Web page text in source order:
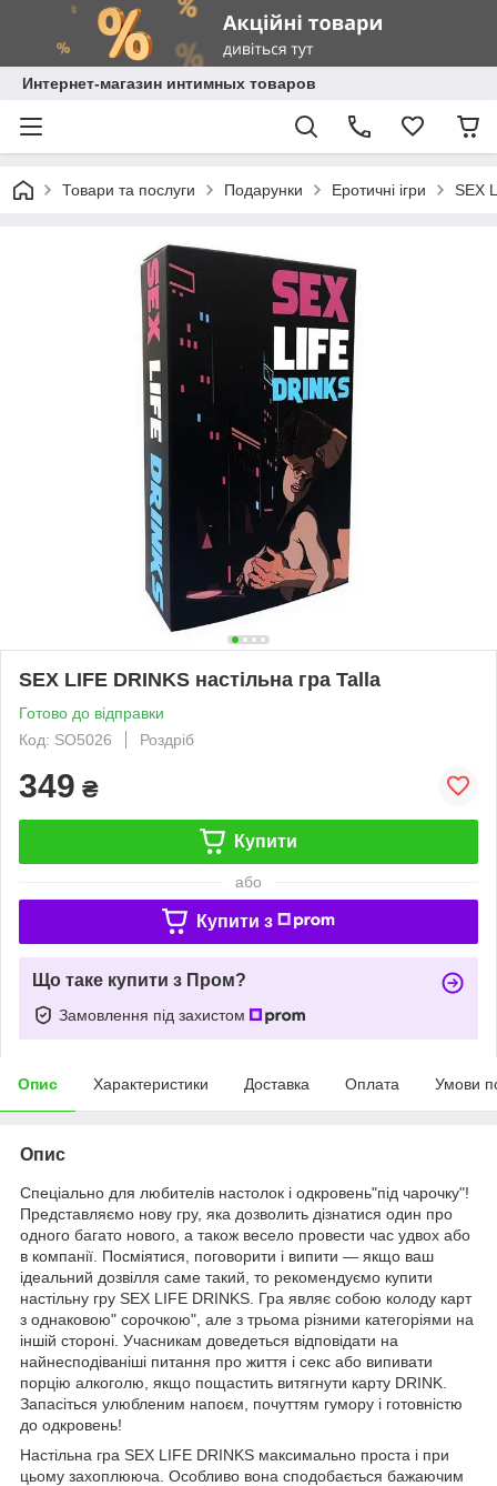
Интернет-магазин интимных товаров
Товари та послуги Подарунки Еротичні ігри SEX
SEX LIFE DRINKS настільна гра Talla
Готово до відправки
Код: SO5026
Роздріб
349 ₴
Купити
або
Купити з
Що таке купити з Пром?
Замовлення під захистом
Опис Характеристики Доставка Оплата Умови
Опис
Спеціально для любителів настолок і одкровень"під чарочку"!
Представляємо нову гру, яка дозволить дізнатися один про
одного багато нового, а також весело провести час удвох або
в компанії. Посміятися, поговорити і випити — якщо ваш
ідеальний дозвілля саме такий, то рекомендуємо купити
настільну гру SEX LIFE DRINKS. Гра являє собою колоду карт
з однаковою" сорочкою", але з трьома різними категоріями на
іншій стороні. Учасникам доведеться відповідати на
найнесподіваніші питання про життя і секс або випивати
порцію алкоголю, якщо пощастить витягнути карту DRINK.
Запасіться улюбленим напоєм, почуттям гумору і готовністю
до одкровень!
Настільна гра SEX LIFE DRINKS максимально проста і при
цьому захоплююча. Особливо вона сподобається бажаючим